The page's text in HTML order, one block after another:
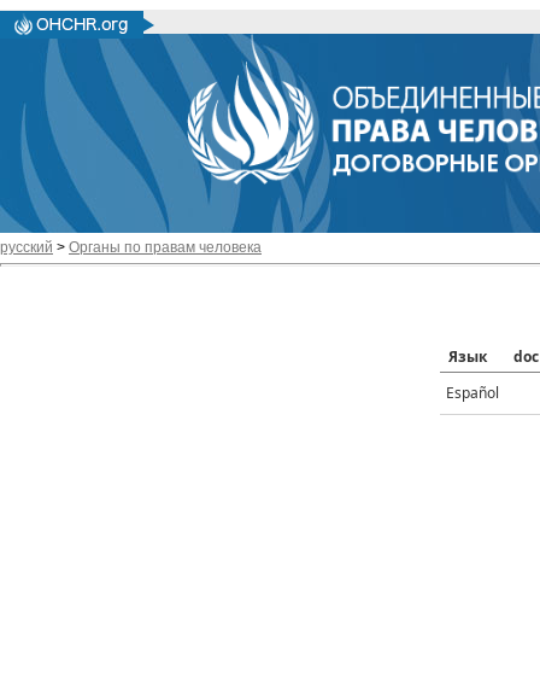
русский > Органы по правам человека
Язык
doc
Español